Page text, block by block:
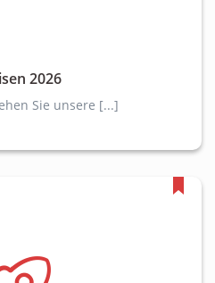
2026
Sie unsere [...]